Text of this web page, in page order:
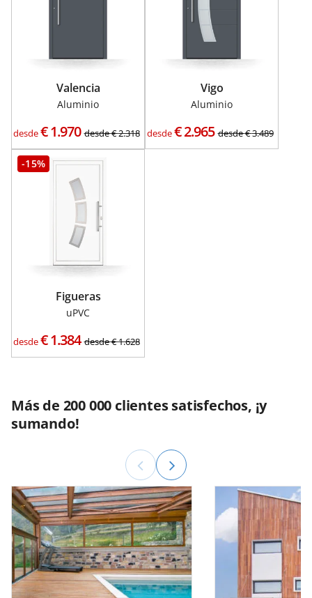
Valencia
Aluminio
desde€1.970 desde€2.318
Vigo
Aluminio
desde€2.965 desde€3.489
-15%
Figueras
uPVC
desde€1.384 desde€1.628
Más de 200 000 clientes satisfechos, ¡y
sumando!